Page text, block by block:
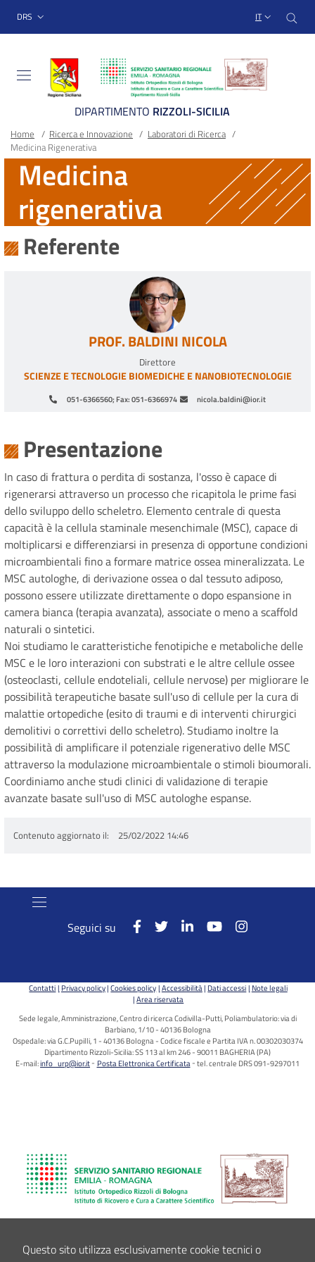
Sito Web Istituto
menu top-bar
DRS IT
DIPARTIMENTO RIZZOLI-SICILIA
Main container
Briciole
di
pane
Home / Ricerca e Innovazione / Laboratori di Ricerca /
Medicina Rigenerativa
Medicina
rigenerativa
Referente
051-6366560; Fax: 051-6366974 nicola.baldini@ior.it
PROF. BALDINI NICOLA
Direttore
SCIENZE E TECNOLOGIE BIOMEDICHE E NANOBIOTECNOLOGIE
Presentazione
In caso di frattura o perdita di sostanza, l'osso è capace di
rigenerarsi attraverso un processo che ricapitola le prime fasi
dello sviluppo dello scheletro. Elemento centrale di questa
capacità è la cellula staminale mesenchimale (MSC), capace di
moltiplicarsi e differenziarsi in presenza di opportune condizioni
microambientali fino a formare matrice ossea mineralizzata. Le
MSC autologhe, di derivazione ossea o dal tessuto adiposo,
possono essere utilizzate direttamente o dopo espansione in
camera bianca (terapia avanzata), associate o meno a scaffold
naturali o sintetici.
Noi studiamo le caratteristiche fenotipiche e metaboliche delle
MSC e le loro interazioni con substrati e le altre cellule ossee
(osteoclasti, cellule endoteliali, cellule nervose) per migliorare le
possibilità terapeutiche basate sull'uso di cellule per la cura di
malattie ortopediche (esito di traumi e di interventi chirurgici
demolitivi o correttivi dello scheletro). Studiamo inoltre la
possibilità di amplificare il potenziale rigenerativo delle MSC
attraverso la modulazione microambientale o stimoli bioumorali.
Coordiniamo anche studi clinici di validazione di terapie
avanzate basate sull'uso di MSC autologhe espanse.
Contenuto aggiornato il 25/02/2022 14:46
Seguici su
Contatti Privacy policy Cookies policy Accessibilità Dati accessi Note legali
Area riservata
Sede legale, Amministrazione, Centro di ricerca Codivilla-Putti, Poliambulatorio: via di
Barbiano, 1/10 - 40136 Bologna
Ospedale: via G.C.Pupilli, 1 - 40136 Bologna - Codice fiscale e Partita IVA n. 00302030374
Dipartimento Rizzoli-Sicilia: SS 113 al km 246 - 90011 BAGHERIA (PA)
E-mail:info_urp@ior.it Posta Elettronica Certificata tel. centrale DRS 091-9297011
Questo sito utilizza esclusivamente cookie tecnici o